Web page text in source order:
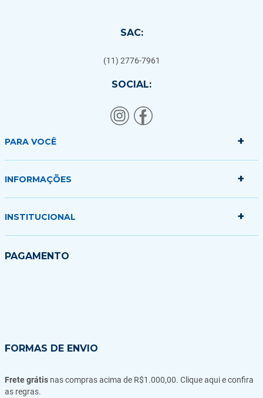
SAC:
(11) 2776-7961
SOCIAL:
PARA VOCÊ +
Minha conta
INFORMAÇÕES +
Politica de Entrega
INSTITUCIONAL +
Quem somos
PAGAMENTO
FORMAS DE ENVIO
Frete grátis nas compras acima de R$1.000,00. Clique aqui e confira
as regras.